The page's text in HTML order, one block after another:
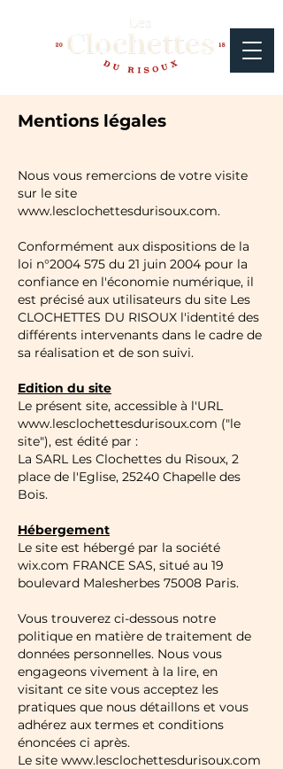
Mentions légales
Nous vous remercions de votre visite
sur le site
www.lesclochettesdurisoux.com.
Conformément aux dispositions de la
loi n°2004 575 du 21 juin 2004 pour la
confiance en l'économie numérique, il
est précisé aux utilisateurs du site Les
CLOCHETTES DU RISOUX l'identité des
différents intervenants dans le cadre de
sa réalisation et de son suivi.
Edition du site
Le présent site, accessible à l'URL
www.lesclochettesdurisoux.com ("le
site"), est édité par :
La SARL Les Clochettes du Risoux, 2
place de l'Eglise, 25240 Chapelle des
Bois.
Hébergement
Le site est hébergé par la société
wix.com FRANCE SAS, situé au 19
boulevard Malesherbes 75008 Paris.
Vous trouverez ci-dessous notre
politique en matière de traitement de
données personnelles. Nous vous
engageons vivement à la lire, en
visitant ce site vous acceptez les
pratiques que nous détaillons et vous
adhérez aux termes et conditions
énoncées ci après.
Le site www.lesclochettesdurisoux.com